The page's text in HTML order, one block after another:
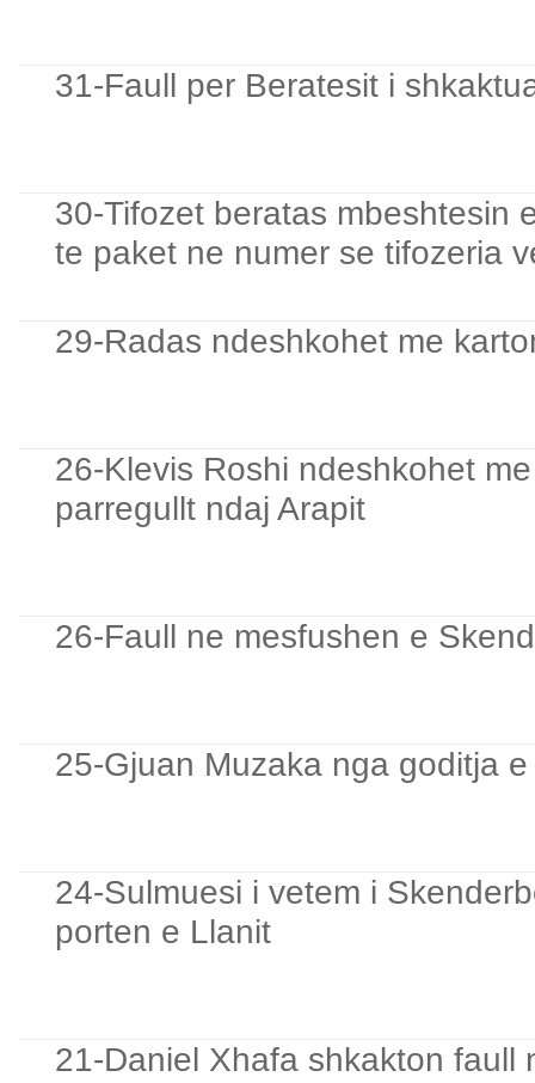
31-Faull per Beratesit i
30-Tifozet beratas mbeshtesin
te paket ne numer se tifozeria
29-Radas ndeshkohet me
26-Klevis Roshi ndeshkohet
parregullt ndaj Arapit
26-Faull ne mesfushen e
25-Gjuan Muzaka nga goditja
24-Sulmuesi i vetem i
porten e Llanit
21-Daniel Xhafa shkakton faull